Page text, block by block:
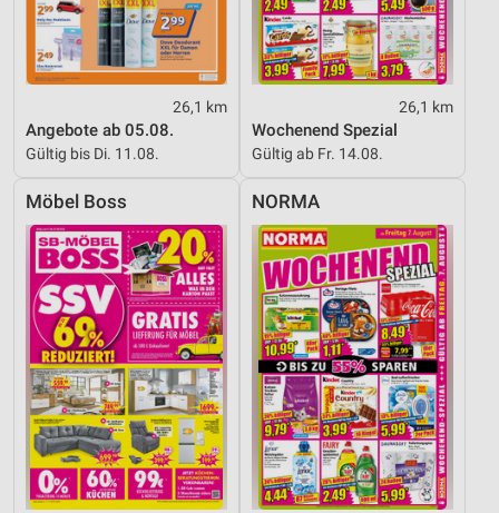
26,1 km
Angebote ab 05.08.
Gültig bis Di. 11.08.
26,1 km
Wochenend Spezial
Gültig ab Fr. 14.08.
Möbel Boss NORMA